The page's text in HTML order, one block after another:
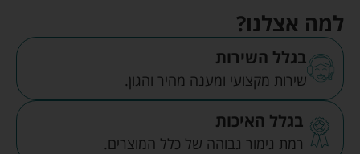
למה אצלנו?
בגלל השירות
שירות מקצועי ומענה מהיר והגון.
בגלל האיכות
רמת גימור גבוהה של כלל המוצרים.